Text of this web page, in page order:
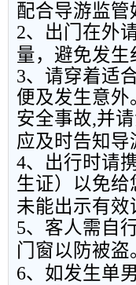
配合导游监管
2、出门在外
量，避免发生
3、请穿着适
便及发生意
安全事故,并
应及时告知导
4、出行时请
生证）以免
未能出示有
5、客人需自
门窗以防被盗
6、如发生单